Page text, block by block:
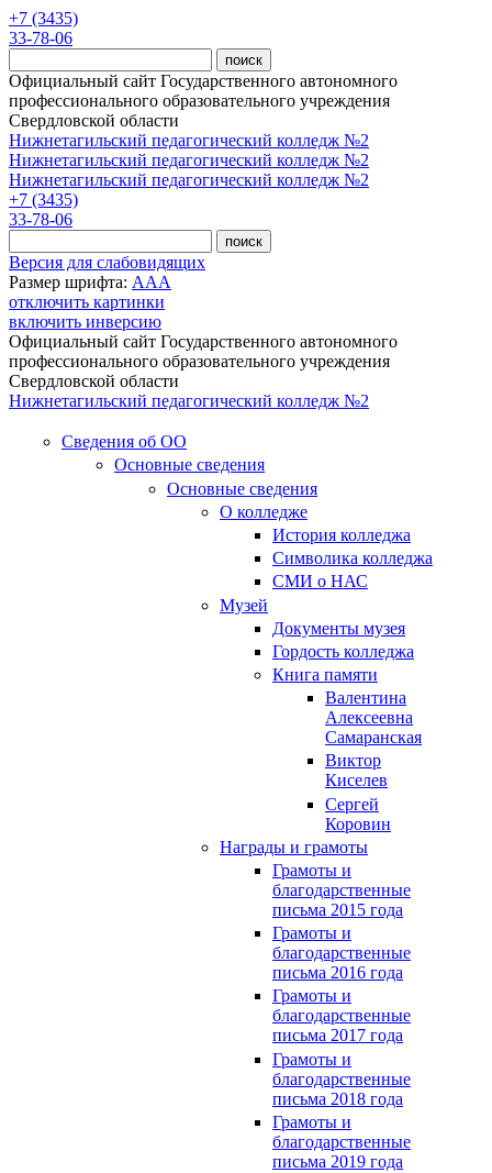
Перейти к основному содержанию
+7 (3435)
33-78-06
Официальный сайт Государственного автономного
профессионального образовательного учреждения
Свердловской области
Нижнетагильский педагогический колледж №2
Нижнетагильский педагогический колледж №2
Нижнетагильский педагогический колледж №2
+7 (3435)
33-78-06
Версия для слабовидящих
Размер шрифта: AAA
отключить картинки
включить инверсию
Официальный сайт Государственного автономного
профессионального образовательного учреждения
Свердловской области
Нижнетагильский педагогический колледж №2
Сведения об ОО
Основные сведения
Основные сведения
О колледже
История колледжа
Символика колледжа
СМИ о НАС
Музей
Документы музея
Гордость колледжа
Книга памяти
Валентина
Алексеевна
Самаранская
Виктор
Киселев
Сергей
Коровин
Награды и грамоты
Грамоты и
благодарственные
письма 2015 года
Грамоты и
благодарственные
письма 2016 года
Грамоты и
благодарственные
письма 2017 года
Грамоты и
благодарственные
письма 2018 года
Грамоты и
благодарственные
письма 2019 года